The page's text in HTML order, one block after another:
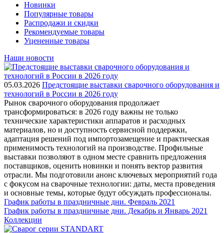
Новинки
Популярные товары
Распродажи и скидки
Рекомендуемые товары
Уцененные товары
Наши новости
05.03.2026 Предстоящие выставки сварочного оборудования и
технологий в России в 2026 году
Рынок сварочного оборудования продолжает
трансформироваться: в 2026 году важны не только
технические характеристики аппаратов и расходных
материалов, но и доступность сервисной поддержки,
адаптация решений под импортозамещение и практическая
применимость технологий на производстве. Профильные
выставки позволяют в одном месте сравнить предложения
поставщиков, оценить новинки и понять вектор развития
отрасли. Мы подготовили анонс ключевых мероприятий года
с фокусом на сварочные технологии: даты, места проведения
и основные темы, которые будут обсуждать профессионалы.
График работы в праздничные дни. Февраль 2021
График работы в праздничные дни. Декабрь и Январь 2021
Коллекции